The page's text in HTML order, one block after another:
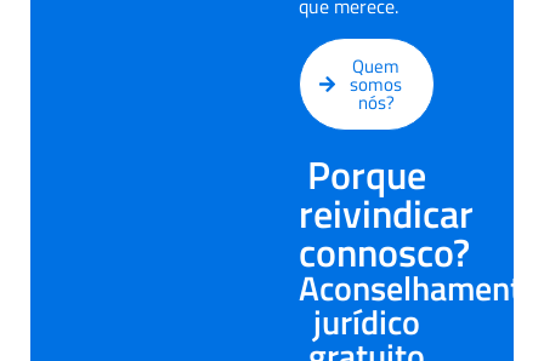
Quem
somos
nós?
Porque
reivindicar
connosco?
Aconselhamento
jurídico